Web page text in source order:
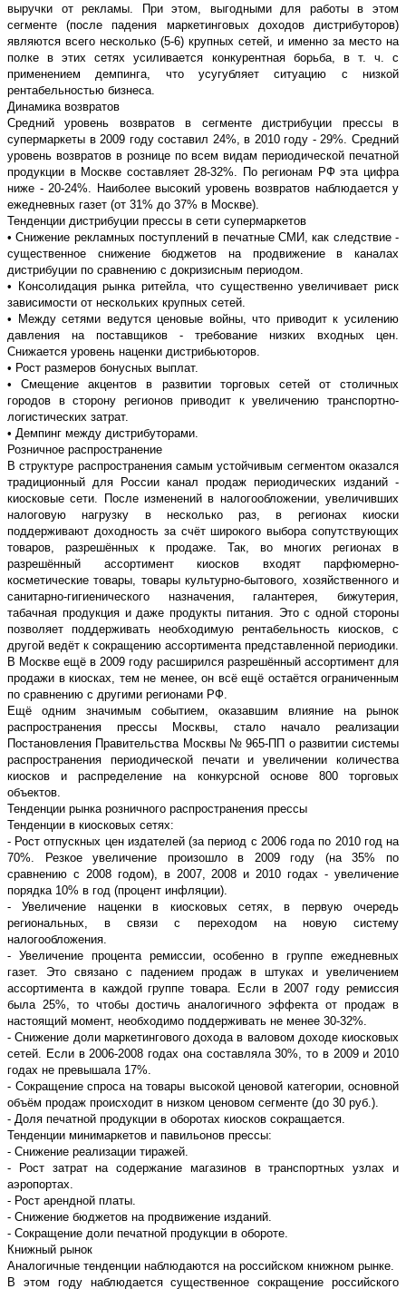
выручки от рекламы. При этом, выгодными для работы в этом
сегменте (после падения маркетинговых доходов дистрибуторов)
являются всего несколько (5-6) крупных сетей, и именно за место на
полке в этих сетях усиливается конкурентная борьба, в т. ч. с
применением демпинга, что усугубляет ситуацию с низкой
рентабельностью бизнеса.
Динамика возвратов
Средний уровень возвратов в сегменте дистрибуции прессы в
супермаркеты в 2009 году составил 24%, в 2010 году - 29%. Средний
уровень возвратов в рознице по всем видам периодической печатной
продукции в Москве составляет 28-32%. По регионам РФ эта цифра
ниже - 20-24%. Наиболее высокий уровень возвратов наблюдается у
ежедневных газет (от 31% до 37% в Москве).
Тенденции дистрибуции прессы в сети супермаркетов
• Снижение рекламных поступлений в печатные СМИ, как следствие -
существенное снижение бюджетов на продвижение в каналах
дистрибуции по сравнению с докризисным периодом.
• Консолидация рынка ритейла, что существенно увеличивает риск
зависимости от нескольких крупных сетей.
• Между сетями ведутся ценовые войны, что приводит к усилению
давления на поставщиков - требование низких входных цен.
Снижается уровень наценки дистрибьюторов.
• Рост размеров бонусных выплат.
• Смещение акцентов в развитии торговых сетей от столичных
городов в сторону регионов приводит к увеличению транспортно-
логистических затрат.
• Демпинг между дистрибуторами.
Розничное распространение
В структуре распространения самым устойчивым сегментом оказался
традиционный для России канал продаж периодических изданий -
киосковые сети. После изменений в налогообложении, увеличивших
налоговую нагрузку в несколько раз, в регионах киоски
поддерживают доходность за счёт широкого выбора сопутствующих
товаров, разрешённых к продаже. Так, во многих регионах в
разрешённый ассортимент киосков входят парфюмерно-
косметические товары, товары культурно-бытового, хозяйственного и
санитарно-гигиенического назначения, галантерея, бижутерия,
табачная продукция и даже продукты питания. Это с одной стороны
позволяет поддерживать необходимую рентабельность киосков, с
другой ведёт к сокращению ассортимента представленной периодики.
В Москве ещё в 2009 году расширился разрешённый ассортимент для
продажи в киосках, тем не менее, он всё ещё остаётся ограниченным
по сравнению с другими регионами РФ.
Ещё одним значимым событием, оказавшим влияние на рынок
распространения прессы Москвы, стало начало реализации
Постановления Правительства Москвы № 965-ПП о развитии системы
распространения периодической печати и увеличении количества
киосков и распределение на конкурсной основе 800 торговых
объектов.
Тенденции рынка розничного распространения прессы
Тенденции в киосковых сетях:
- Рост отпускных цен издателей (за период с 2006 года по 2010 год на
70%. Резкое увеличение произошло в 2009 году (на 35% по
сравнению с 2008 годом), в 2007, 2008 и 2010 годах - увеличение
порядка 10% в год (процент инфляции).
- Увеличение наценки в киосковых сетях, в первую очередь
региональных, в связи с переходом на новую систему
налогообложения.
- Увеличение процента ремиссии, особенно в группе ежедневных
газет. Это связано с падением продаж в штуках и увеличением
ассортимента в каждой группе товара. Если в 2007 году ремиссия
была 25%, то чтобы достичь аналогичного эффекта от продаж в
настоящий момент, необходимо поддерживать не менее 30-32%.
- Снижение доли маркетингового дохода в валовом доходе киосковых
сетей. Если в 2006-2008 годах она составляла 30%, то в 2009 и 2010
годах не превышала 17%.
- Сокращение спроса на товары высокой ценовой категории, основной
объём продаж происходит в низком ценовом сегменте (до 30 руб.).
- Доля печатной продукции в оборотах киосков сокращается.
Тенденции минимаркетов и павильонов прессы:
- Снижение реализации тиражей.
- Рост затрат на содержание магазинов в транспортных узлах и
аэропортах.
- Рост арендной платы.
- Снижение бюджетов на продвижение изданий.
- Сокращение доли печатной продукции в обороте.
Книжный рынок
Аналогичные тенденции наблюдаются на российском книжном рынке.
В этом году наблюдается существенное сокращение российского